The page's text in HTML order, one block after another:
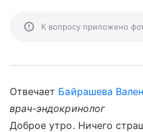
К вопросу приложено
Отвечает Байрашева
врач-эндокринолог
Доброе утро. Ничего